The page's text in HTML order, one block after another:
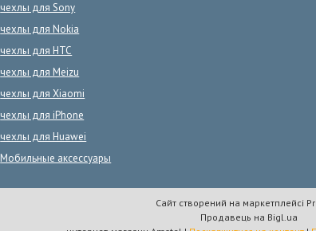
чехлы для Sony
чехлы для Nokia
чехлы для HTC
чехлы для Meizu
чехлы для Xiaomi
чехлы для iPhone
чехлы для Huawei
Мобильные аксессуары
Сайт створений на маркетплейсі
Продавець на Bigl.ua